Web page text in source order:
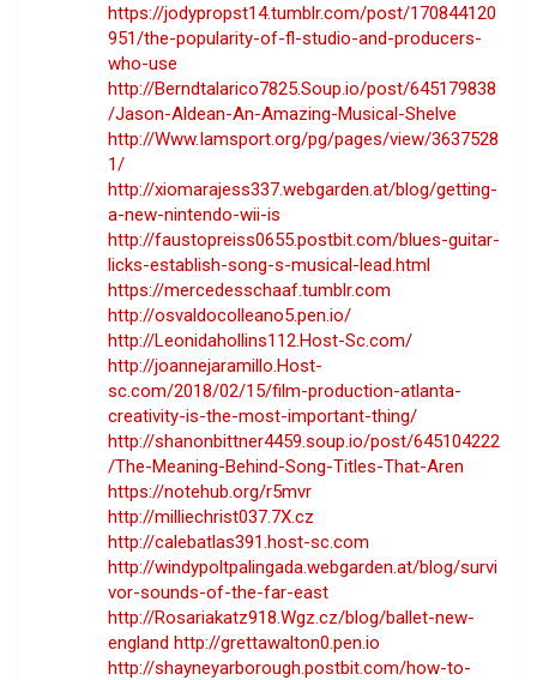
https://jodypropst14.tumblr.com/post/170844120
951/the-popularity-of-fl-studio-and-producers-
who-use
http://Berndtalarico7825.Soup.io/post/645179838
/Jason-Aldean-An-Amazing-Musical-Shelve
http://Www.Iamsport.org/pg/pages/view/3637528
1/
http://xiomarajess337.webgarden.at/blog/getting-
a-new-nintendo-wii-is
http://faustopreiss0655.postbit.com/blues-guitar-
licks-establish-song-s-musical-lead.html
https://mercedesschaaf.tumblr.com
http://osvaldocolleano5.pen.io/
http://Leonidahollins112.Host-Sc.com/
http://joannejaramillo.Host-
sc.com/2018/02/15/film-production-atlanta-
creativity-is-the-most-important-thing/
http://shanonbittner4459.soup.io/post/645104222
/The-Meaning-Behind-Song-Titles-That-Aren
https://notehub.org/r5mvr
http://milliechrist037.7X.cz
http://calebatlas391.host-sc.com
http://windypoltpalingada.webgarden.at/blog/survi
vor-sounds-of-the-far-east
http://Rosariakatz918.Wgz.cz/blog/ballet-new-
england http://grettawalton0.pen.io
http://shayneyarborough.postbit.com/how-to-